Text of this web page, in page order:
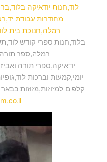
לוד,חנות יודאיקה
מהודרות עבודת
רמלה,חנוכת בית
בלוד,חנות ספרי קודש
רמלה,ספר
יודאיקה,ספרי תורה
יומי,קמעות וברכות
קלפים למזוזות,מזוזות